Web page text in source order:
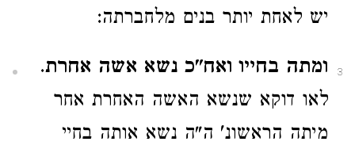
יש לאחת יותר בנים מלחברתה:
3 ומתה בחייו ואח"כ נשא אשה אחרת.
לאו דוקא שנשא האשה האחרת אחר
מיתה הראשונ' ה"ה נשא אותה בחיי